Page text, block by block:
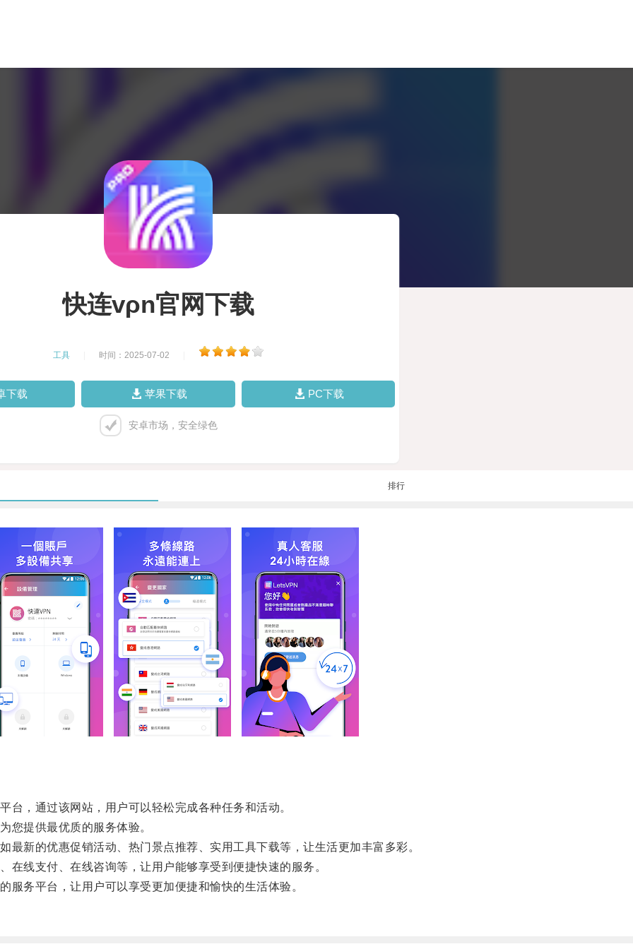
快连vρn官网下载
工具 时间：2025-07-02
下载 苹果下载 PC下载
安卓市场，安全绿色
排行
，通过该网站，用户可以轻松完成各种任务和活动。
提供最优质的服务体验。
的优惠促销活动、热门景点推荐、实用工具下载等，让生活更加丰富多彩。
线支付、在线咨询等，让用户能够享受到便捷快速的服务。
务平台，让用户可以享受更加便捷和愉快的生活体验。